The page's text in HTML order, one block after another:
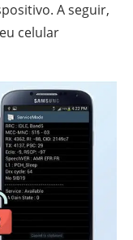
A seguir,
celular